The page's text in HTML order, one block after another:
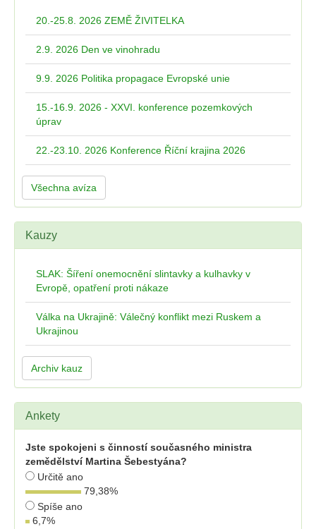
20.-25.8. 2026 ZEMĚ ŽIVITELKA
2.9. 2026 Den ve vinohradu
9.9. 2026 Politika propagace Evropské unie
15.-16.9. 2026 - XXVI. konference pozemkových
úprav
22.-23.10. 2026 Konference Říční krajina 2026
Všechna avíza
Kauzy
SLAK: Šíření onemocnění slintavky a kulhavky v
Evropě, opatření proti nákaze
Válka na Ukrajině: Válečný konflikt mezi Ruskem a
Ukrajinou
Archiv kauz
Ankety
Jste spokojeni s činností současného ministra
zemědělství Martina Šebestyána?
Určitě ano
79,38%
Spíše ano
6,7%